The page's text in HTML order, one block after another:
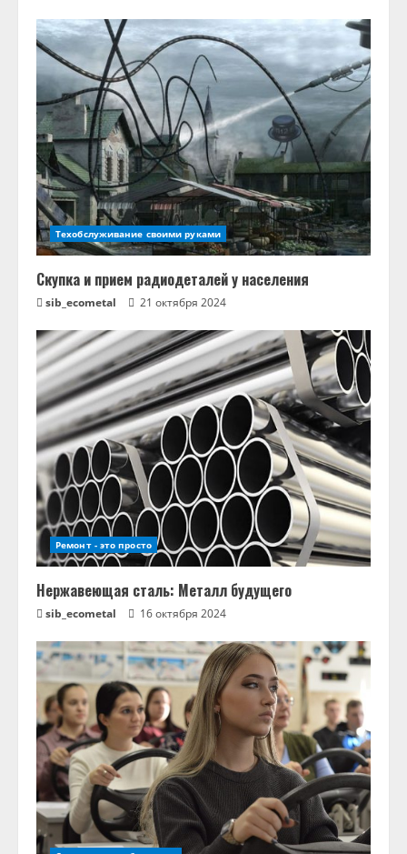
Техобслуживание своими руками
Скупка и прием радиодеталей у населения
sib_ecometal 21 октября 2024
Ремонт - это просто
Нержавеющая сталь: Металл будущего
sib_ecometal 16 октября 2024